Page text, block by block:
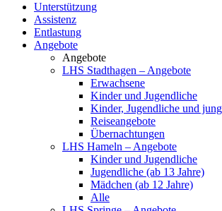
Unterstützung
Assistenz
Entlastung
Angebote
Angebote
LHS Stadthagen – Angebote
Erwachsene
Kinder und Jugendliche
Kinder, Jugendliche und
Reiseangebote
Übernachtungen
LHS Hameln – Angebote
Kinder und Jugendliche
Jugendliche (ab 13 Jahre)
Mädchen (ab 12 Jahre)
Alle